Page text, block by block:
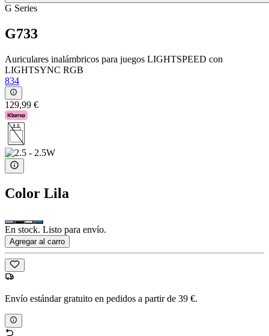
G Series
G733
Auriculares inalámbricos para juegos LIGHTSPEED con
LIGHTSYNC RGB
834
129,99 €
Color Lila
En stock. Listo para envío.
Agregar al carro
Envío estándar gratuito en pedidos a partir de 39 €.